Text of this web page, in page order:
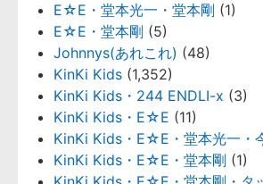
E☆E・堂本光一・堂本剛 (1)
E☆E・堂本剛 (5)
Johnnys(あれこれ) (48)
KinKi Kids (1,352)
KinKi Kids・244 ENDLI-x (3)
KinKi Kids・E☆E (11)
KinKi Kids・E☆E・堂本光一・
KinKi Kids・E☆E・堂本剛 (1)